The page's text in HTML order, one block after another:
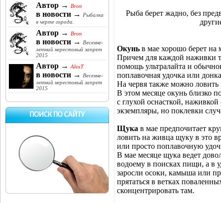
Автор → Bron
в новости →
Рыбалка
в черте города.
Автор → Bron
в новости →
Весенне-
летний нерестовый запрет
2015
Автор → AlexT
в новости →
Весенне-
летний нерестовый запрет
2015
ПОИСК ПО САЙТУ
Рыба берет жадно, без
Окунь в мае хорошо берет на
Причем для каждой наживки
помощь ультралайта и
поплавочная удочка или
На червя также можно
В этом месяце окунь близко
с глухой оснасткой,
экземпляры, но поклевки
Щука в мае предпочитает
ловить на живца щуку в это
или просто поплавочную
В мае месяце щука ведет
водоему в поисках пищи, а в
заросли осоки, камыша или
прятаться в ветках
сконцентрировать там.